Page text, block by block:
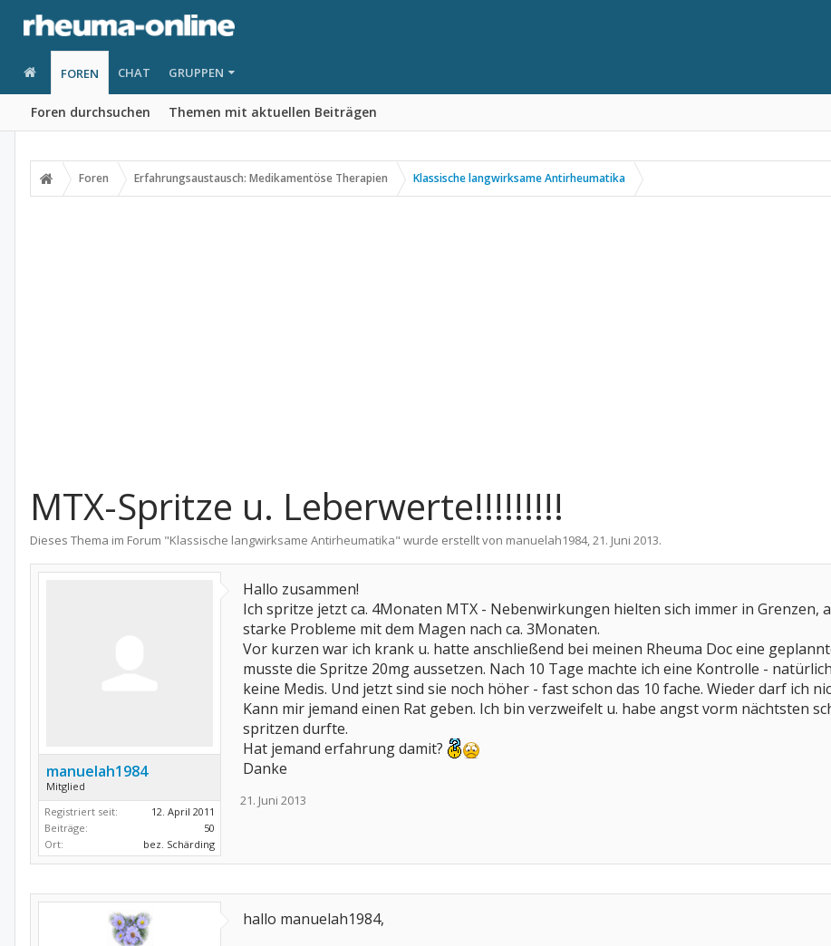
FOREN
Foren durchsuchen Themen mit aktuellen Beiträgen
CHAT GRUPPEN
Foren Erfahrungsaustausch: Medikamentöse Therapien Klassische langwirksame Antirheumatika
MTX-Spritze u. Leberwerte!!!!!!!!!
Dieses Thema im Forum "Klassische langwirksame Antirheumatika" wurde erstellt von manuelah1984,21. Juni 2013.
manuelah1984
Mitglied
Registriert seit:
12. April 2011
Beiträge:
50
Ort:
bez. Schärding
Hallo zusammen!
Ich spritze jetzt ca. 4Monaten MTX - Nebenwirkungen hielten sich immer in Grenzen,
starke Probleme mit dem Magen nach ca. 3Monaten.
Vor kurzen war ich krank u. hatte anschließend bei meinen Rheuma Doc eine
musste die Spritze 20mg aussetzen. Nach 10 Tage machte ich eine Kontrolle -
keine Medis. Und jetzt sind sie noch höher - fast schon das 10 fache. Wieder darf ich
Kann mir jemand einen Rat geben. Ich bin verzweifelt u. habe angst vorm nächtsten
spritzen durfte.
Hat jemand erfahrung damit?
Danke
21. Juni 2013
hallo manuelah1984,